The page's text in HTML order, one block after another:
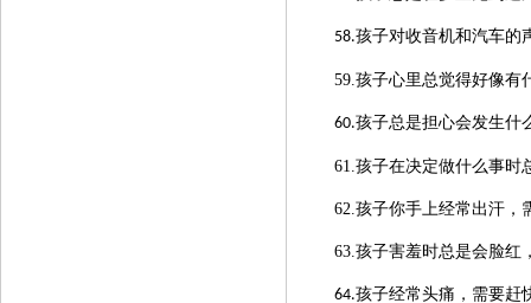
58.孩子对收音机和汽车的
59.孩子心里总觉得好像有
60.孩子总是担心会发生什
61.孩子在决定做什么事时
62.孩子你手上经常出汗，
63.孩子害羞时总是会脸红
64.孩子经常头痛， 需要赶